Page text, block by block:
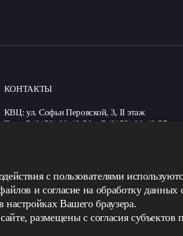
КОНТАКТЫ
КВЦ: ул. Софьи Перовской, 3, II этаж
Тел: +7 (8152) 99-43-56, +7 (8152) 99-43-57
E-mail: info@artmmuseum.ru
с пользователями
и согласие на обработку
Вашего браузера.
размещены с согласия